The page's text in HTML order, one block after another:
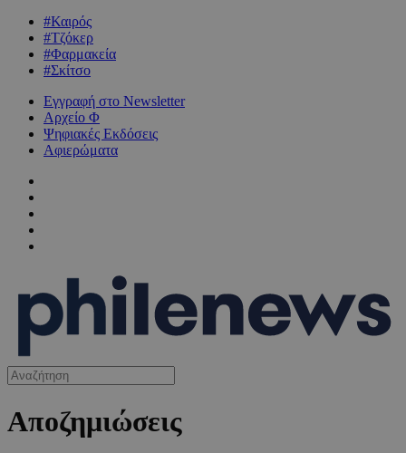
#Καιρός
#Τζόκερ
#Φαρμακεία
#Σκίτσο
Εγγραφή στο Newsletter
Αρχείο Φ
Ψηφιακές Εκδόσεις
Αφιερώματα
Αποζημιώσεις